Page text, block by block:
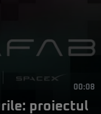
00:08
proiectul